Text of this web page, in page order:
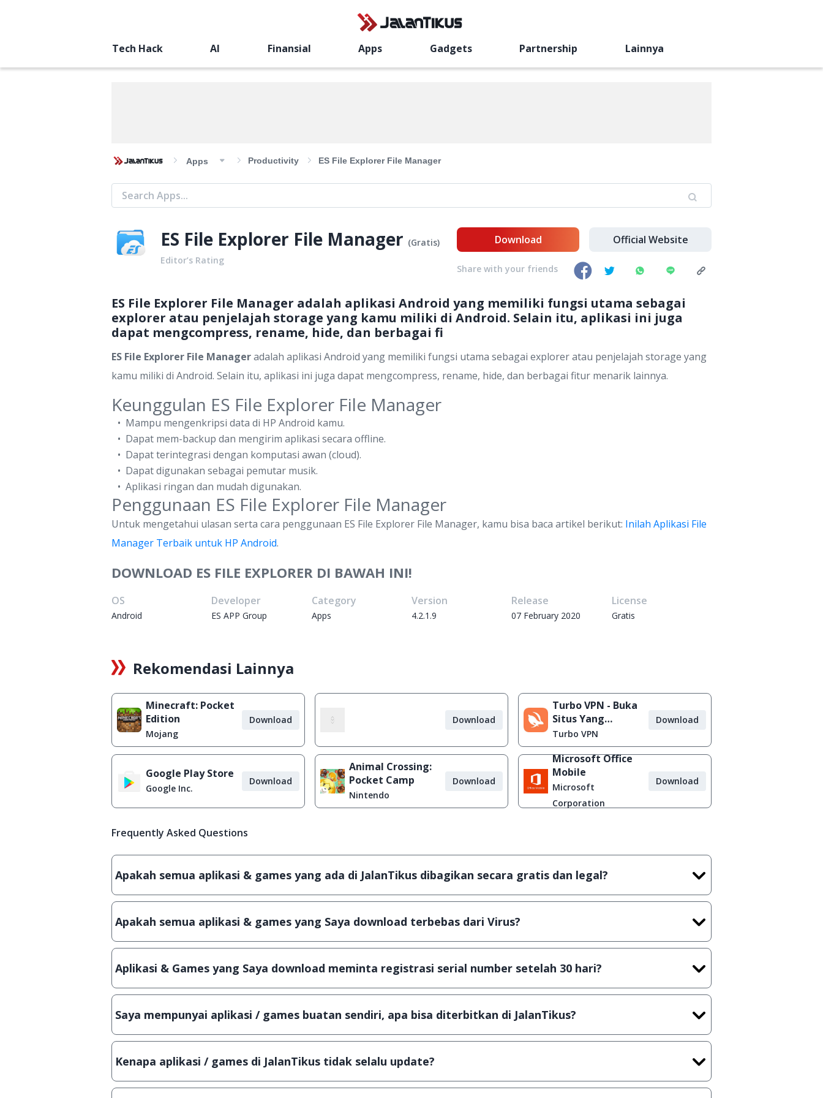
Tech Hack AI Finansial Apps Gadgets Partnership Lainnya
Apps Productivity ES File Explorer File Manager
ES File Explorer File Manager (Gratis)
Editor’s Rating
ES File Explorer File Manager adalah aplikasi Android yang memiliki fungsi utama sebagai
explorer atau penjelajah storage yang kamu miliki di Android. Selain itu, aplikasi ini juga
dapat mengcompress, rename, hide, dan berbagai fi
ES File Explorer File Manageradalah aplikasi Android yang memiliki fungsi utama sebagai explorer atau penjelajah storage yang
kamu miliki di Android. Selain itu, aplikasi ini juga dapat mengcompress, rename, hide, dan berbagai fitur menarik lainnya.
Keunggulan ES File Explorer File Manager
Mampu mengenkripsi data di HP Android kamu.
Dapat mem-backup dan mengirim aplikasi secara offline.
Dapat terintegrasi dengan komputasi awan (cloud).
Dapat digunakan sebagai pemutar musik.
Aplikasi ringan dan mudah digunakan.
Penggunaan ES File Explorer File Manager
Untuk mengetahui ulasan serta cara penggunaan ES File Explorer File Manager, kamu bisa baca artikel berikut: Inilah Aplikasi File
Manager Terbaik untuk HP Android.
DOWNLOAD ES FILE EXPLORER DI BAWAH INI!
OS
Android
Developer
ES APP Group
Category
Apps
Version
4.2.1.9
Release
07 February 2020
License
Gratis
Download Official Website
Share with your friends
Rekomendasi Lainnya
Minecraft: Pocket
Edition
Mojang
Download Download
Turbo VPN - Buka
Situs Yang
Diblokir
Turbo VPN
Download
Google Play Store
Google Inc.
Download
Animal Crossing:
Pocket Camp
Nintendo
Download
Microsoft Office
Mobile
Microsoft
Corporation
Download
Frequently Asked Questions
Apakah semua aplikasi & games yang ada di JalanTikus dibagikan secara gratis dan legal?
Ya, JalanTikus hanya membagikan aplikasi & games yang gratis (Freeware) dan legal, dalam artian tidak (bajakan) hasil crack,
Apakah semua aplikasi & games yang Saya download terbebas dari Virus?
Ya, JalanTikus selalu melakukan scanning dengan 3 jenis Antivirus (Kaspersky, AVG & Avast) sebelum menerbitkan suatu
Aplikasi & Games yang Saya download meminta registrasi serial number setelah 30 hari?
Meskipun dibagikan secara gratis, namun ada beberapa aplikasi & games yang dibagikan secara Shareware, dalam arti hanya
Saya mempunyai aplikasi / games buatan sendiri, apa bisa diterbitkan di JalanTikus?
Tentu saja bisa. Silahkan kirim email keinfo@jalantikus.comdengan menyertakan Nama Aplikasi/Games, Deskripsi serta
Kenapa aplikasi / games di JalanTikus tidak selalu update?
Demi menjaga kualitas aplikasi dan games yang ada di JalanTikus, hingga saat ini kita masih melakukan upload-download